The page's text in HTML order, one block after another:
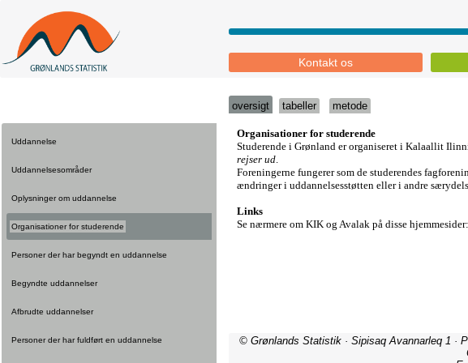
Kontakt os
oversigt tabeller metode
Uddannelse
Uddannelsesområder
Oplysninger om uddannelse
Organisationer for studerende
Personer der har begyndt en uddannelse
Begyndte uddannelser
Afbrudte uddannelser
Personer der har fuldført en uddannelse
© Grønlands Statistik · Sipisaq Avannarleq 1 ·